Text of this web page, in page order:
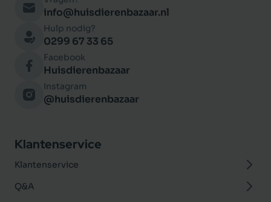
info@huisdierenbazaar.nl
Hulp nodig?
0299 67 33 65
Facebook
Huisdierenbazaar
Instagram
@huisdierenbazaar
Klantenservice
Klantenservice
Q&A